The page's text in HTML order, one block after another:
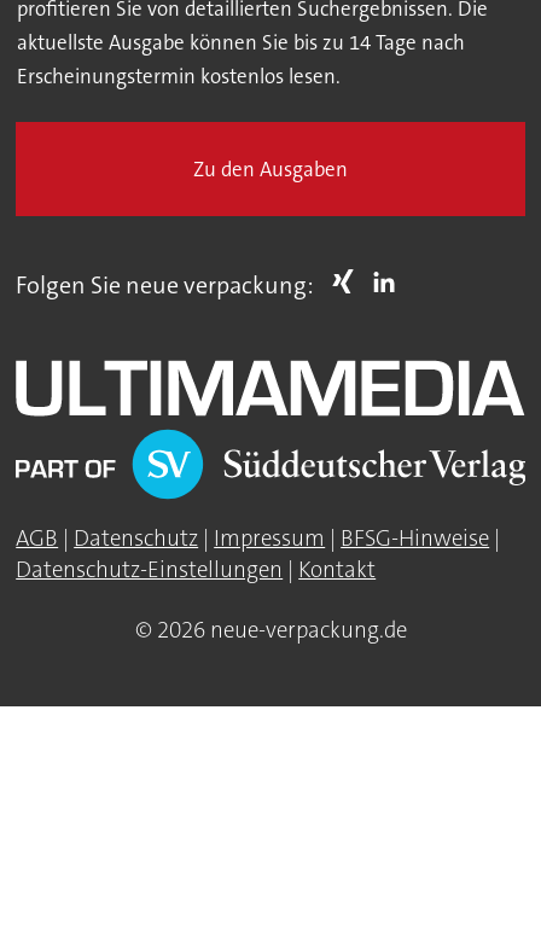
profitieren Sie von detaillierten Suchergebnissen. Die
aktuellste Ausgabe können Sie bis zu 14 Tage nach
Erscheinungstermin kostenlos lesen.
Zu den Ausgaben
Folgen Sie neue verpackung:
AGB | Datenschutz | Impressum | BFSG-Hinweise |
Datenschutz-Einstellungen | Kontakt
© 2026 neue-verpackung.de